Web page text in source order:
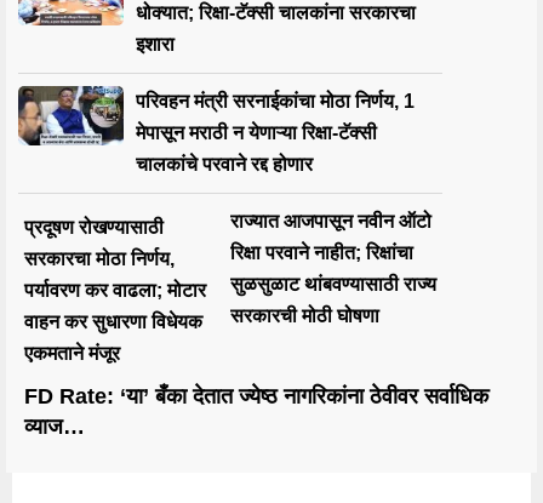
धोक्यात; रिक्षा-टॅक्सी चालकांना सरकारचा
इशारा
परिवहन मंत्री सरनाईकांचा मोठा निर्णय, 1
मेपासून मराठी न येणाऱ्या रिक्षा-टॅक्सी
चालकांचे परवाने रद्द होणार
प्रदूषण रोखण्यासाठी
सरकारचा मोठा निर्णय,
पर्यावरण कर वाढला; मोटार
वाहन कर सुधारणा विधेयक
एकमताने मंजूर
राज्यात आजपासून नवीन ऑटो
रिक्षा परवाने नाहीत; रिक्षांचा
सुळसुळाट थांबवण्यासाठी राज्य
सरकारची मोठी घोषणा
FD Rate: ‘या’ बँका देतात ज्येष्ठ नागरिकांना ठेवीवर सर्वाधिक
व्याज…